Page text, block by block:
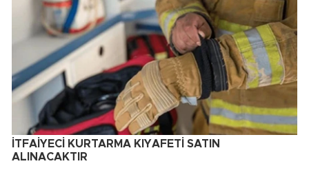
İTFAİYECİ KURTARMA KIYAFETİ SATIN
ALINACAKTIR